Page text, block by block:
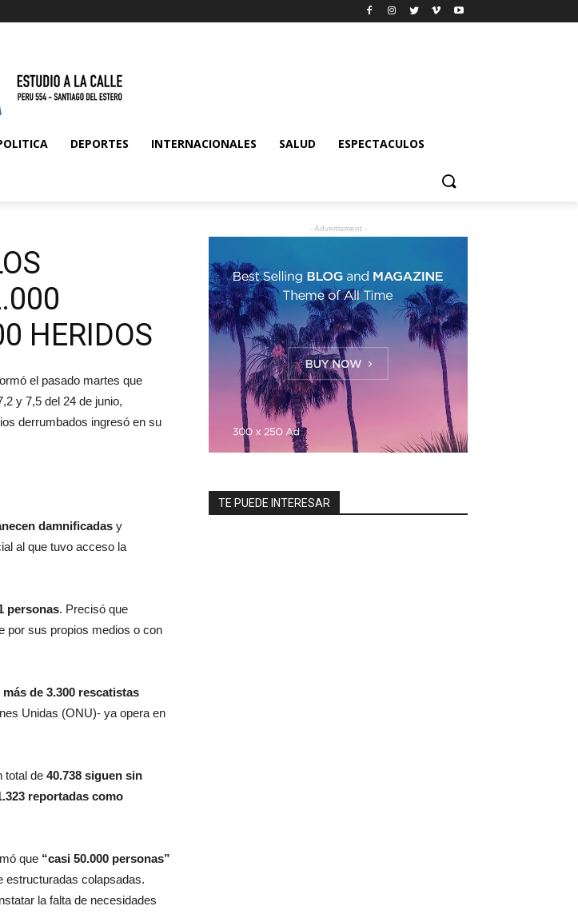
DEPORTES INTERNACIONALES SALUD ESPECTACULOS
HERIDOS
el pasado martes que
y 7,5 del 24 de junio,
derrumbados ingresó en su
damnificadas y
al que tuvo acceso la
personas. Precisó que
por sus propios medios o con
más de 3.300 rescatistas
Unidas (ONU)- ya opera en
total de 40.738 siguen sin
reportadas como
que “casi 50.000 personas”
estructuradas colapsadas.
la falta de necesidades
- Advertisment -
TE PUEDE INTERESAR